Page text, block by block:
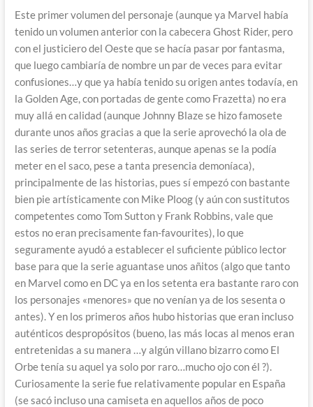
Este primer volumen del personaje (aunque ya Marvel había
tenido un volumen anterior con la cabecera Ghost Rider, pero
con el justiciero del Oeste que se hacía pasar por fantasma,
que luego cambiaría de nombre un par de veces para evitar
confusiones…y que ya había tenido su origen antes todavía, en
la Golden Age, con portadas de gente como Frazetta) no era
muy allá en calidad (aunque Johnny Blaze se hizo famosete
durante unos años gracias a que la serie aprovechó la ola de
las series de terror setenteras, aunque apenas se la podía
meter en el saco, pese a tanta presencia demoníaca),
principalmente de las historias, pues sí empezó con bastante
bien pie artísticamente con Mike Ploog (y aún con sustitutos
competentes como Tom Sutton y Frank Robbins, vale que
estos no eran precisamente fan-favourites), lo que
seguramente ayudó a establecer el suficiente público lector
base para que la serie aguantase unos añitos (algo que tanto
en Marvel como en DC ya en los setenta era bastante raro con
los personajes «menores» que no venían ya de los sesenta o
antes). Y en los primeros años hubo historias que eran incluso
auténticos despropósitos (bueno, las más locas al menos eran
entretenidas a su manera …y algún villano bizarro como El
Orbe tenía su aquel ya solo por raro…mucho ojo con él ?).
Curiosamente la serie fue relativamente popular en España
(se sacó incluso una camiseta en aquellos años de poco